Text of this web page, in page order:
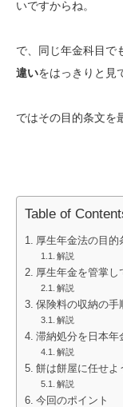
いですからね。
で、同じ年金科目で
違いをはっきりと見
ではその目的条文を
Table of
厚生年金法の目的
解説
厚生年金を管掌し
解説
保険料の収納の手
解説
滞納処分を日本年
解説
餅は餅屋に任せよ
解説
今回のポイント